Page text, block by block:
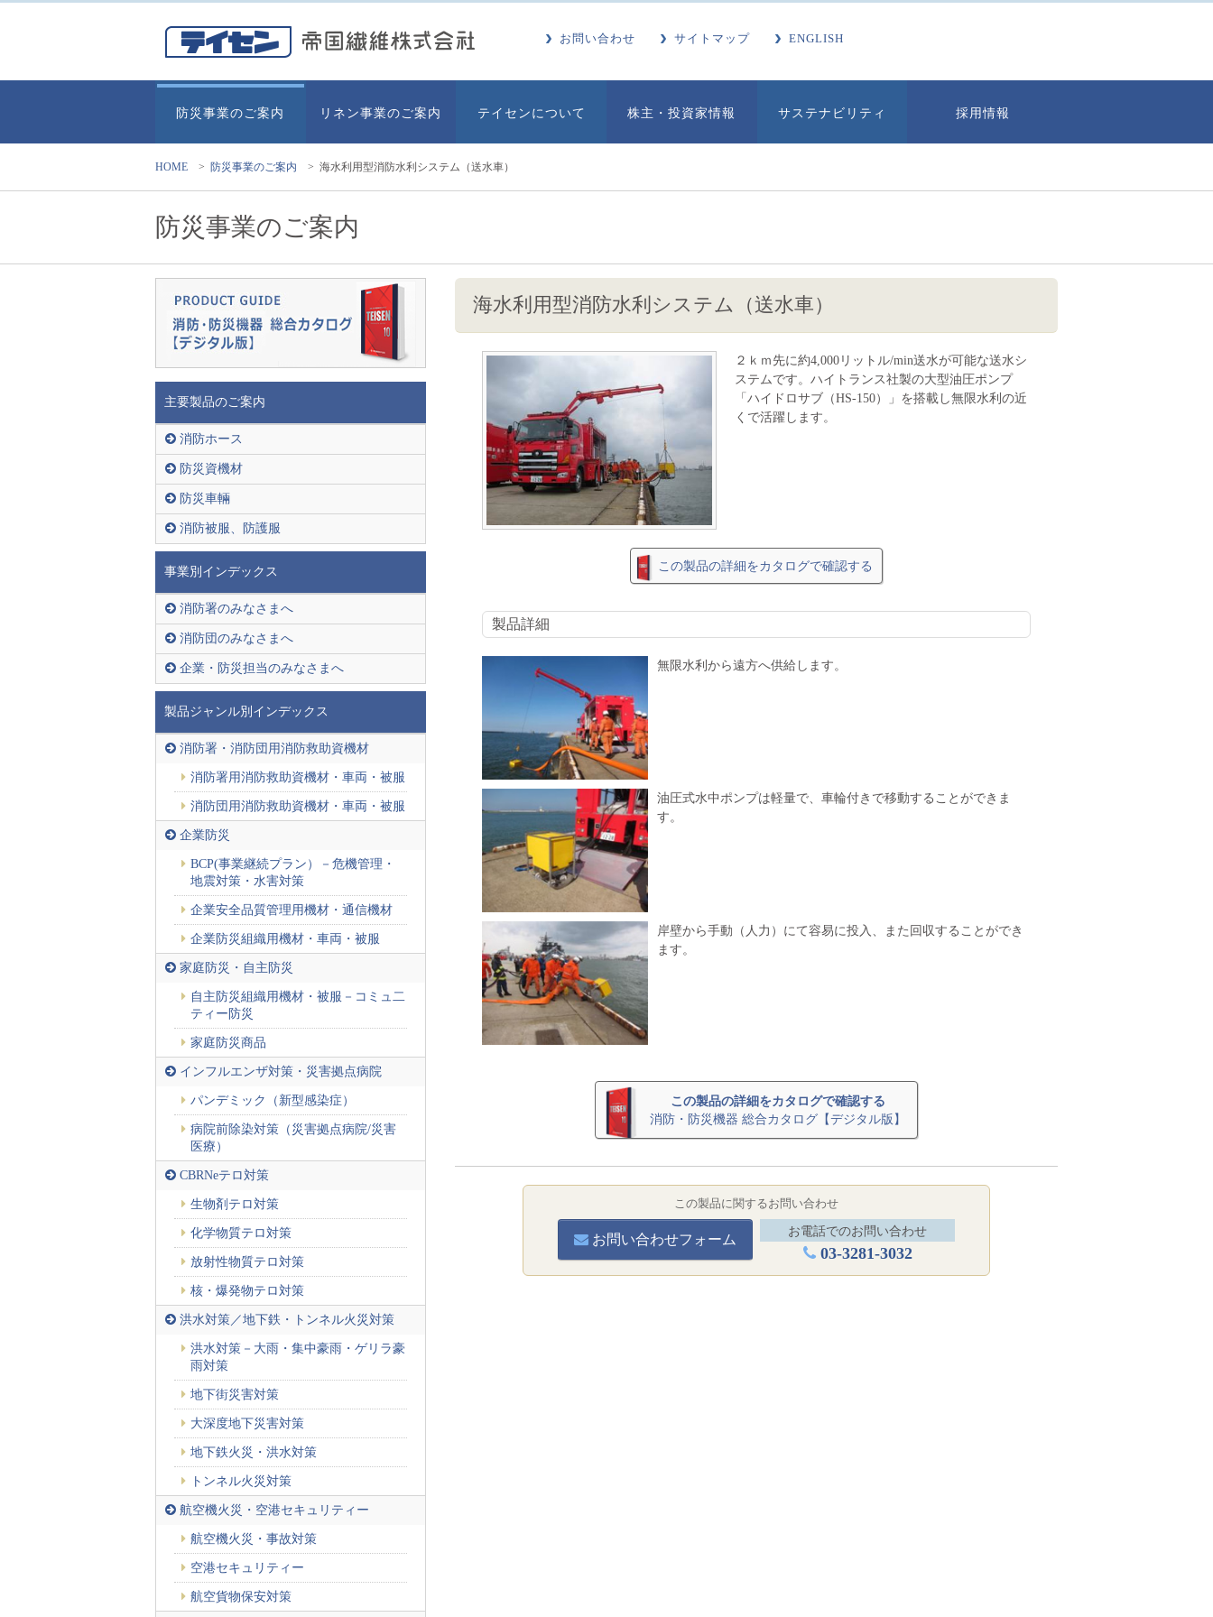
お問い合わせ サイトマップ ENGLISH
防災事業のご案内 リネン事業のご案内 テイセンについて 株主・投資家情報 サステナビリティ 採用情報
HOME > 防災事業のご案内 > 海水利用型消防水利システム（送水車）
防災事業のご案内
主要製品のご案内
消防ホース
防災資機材
防災車輛
消防被服、防護服
事業別インデックス
消防署のみなさまへ
消防団のみなさまへ
企業・防災担当のみなさまへ
製品ジャンル別インデックス
消防署・消防団用消防救助資機材
消防署用消防救助資機材・車両・被服
消防団用消防救助資機材・車両・被服
企業防災
BCP(事業継続プラン）－危機管理・
地震対策・水害対策
企業安全品質管理用機材・通信機材
企業防災組織用機材・車両・被服
家庭防災・自主防災
自主防災組織用機材・被服－コミュ二
ティー防災
家庭防災商品
インフルエンザ対策・災害拠点病院
パンデミック（新型感染症）
病院前除染対策（災害拠点病院/災害
医療）
CBRNeテロ対策
生物剤テロ対策
化学物質テロ対策
放射性物質テロ対策
核・爆発物テロ対策
洪水対策／地下鉄・トンネル火災対策
洪水対策－大雨・集中豪雨・ゲリラ豪
雨対策
地下街災害対策
大深度地下災害対策
地下鉄火災・洪水対策
トンネル火災対策
航空機火災・空港セキュリティー
航空機火災・事故対策
空港セキュリティー
航空貨物保安対策
海水利用型消防水利システム（送水車）
２ｋｍ先に約4,000リットル/min送水が可能な送水シ
ステムです。ハイトランス社製の大型油圧ポンプ
「ハイドロサブ（HS-150）」を搭載し無限水利の近
くで活躍します。
この製品の詳細をカタログで確認する
製品詳細
無限水利から遠方へ供給します。
油圧式水中ポンプは軽量で、車輪付きで移動することができま
す。
岸壁から手動（人力）にて容易に投入、また回収することができ
ます。
この製品の詳細をカタログで確認する
消防・防災機器 総合カタログ【デジタル版】
この製品に関するお問い合わせ
お問い合わせフォーム
お電話でのお問い合わせ
03-3281-3032